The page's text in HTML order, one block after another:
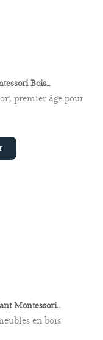
Bois...
premier âge pour
Montessori...
en bois